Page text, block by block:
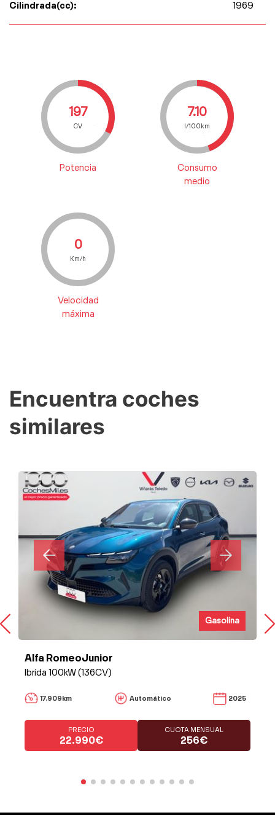
Cilindrada(cc): 1969
197
CV
Potencia
7.10
l/100km
Consumo
medio
0
Km/h
Velocidad
máxima
Encuentra coches
similares
Gasolina
Alfa RomeoJunior
Ibrida 100kW (136CV)
17.909km Automático 2025
PRECIO
22.990€
CUOTA MENSUAL
256€